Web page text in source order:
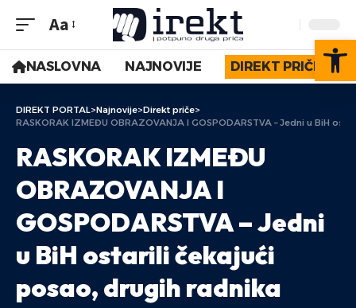
Aa
NASLOVNA NAJNOVIJE DIREKT PRIČE
DIREKT PORTAL>Najnovije>Direkt priče>
RASKORAK IZMEĐU OBRAZOVANJA I GOSPODARSTVA – Jedni u BiH
RASKORAK IZMEĐU
OBRAZOVANJA I
GOSPODARSTVA – Jedni
u BiH ostarili čekajući
posao, drugih radnika